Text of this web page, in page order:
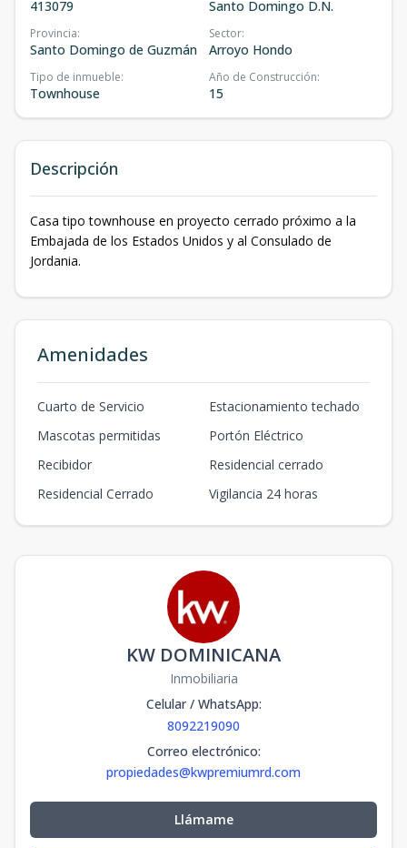
413079 Santo Domingo D.N.
Provincia:
Santo Domingo de Guzmán
Sector:
Arroyo Hondo
Tipo de inmueble:
Townhouse
Año de Construcción:
15
Descripción
Casa tipo townhouse en proyecto cerrado próximo a la
Embajada de los Estados Unidos y al Consulado de
Jordania.
Amenidades
Cuarto de Servicio
Estacionamiento techado
Mascotas permitidas
Portón Eléctrico
Recibidor
Residencial cerrado
Residencial Cerrado
Vigilancia 24 horas
KW DOMINICANA
Inmobiliaria
Celular / WhatsApp:
8092219090
Correo electrónico:
propiedades@kwpremiumrd.com
Llámame